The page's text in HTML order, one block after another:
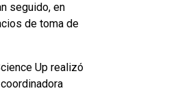
seguido, en
de toma de
Up realizó